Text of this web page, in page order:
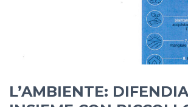
L’AMBIENTE: